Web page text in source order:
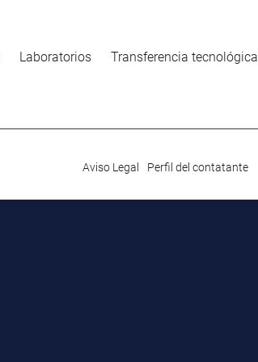
Laboratorios Transferencia tecnológica
Aviso Legal Perfil del contatante